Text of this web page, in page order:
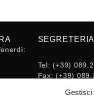
Gestisci
SEGRETERIA
Tel: (+39)
Fax: (+39)